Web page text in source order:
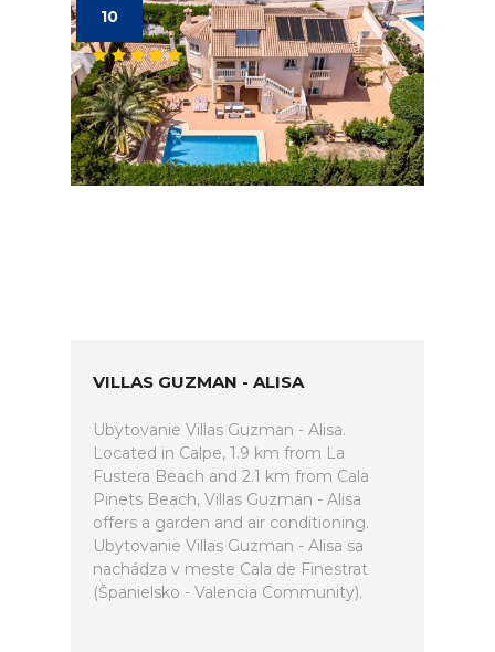
10
VILLAS GUZMAN - ALISA
Ubytovanie Villas Guzman - Alisa.
Located in Calpe, 1.9 km from La
Fustera Beach and 2.1 km from Cala
Pinets Beach, Villas Guzman - Alisa
offers a garden and air conditioning.
Ubytovanie Villas Guzman - Alisa sa
nachádza v meste Cala de Finestrat
(Španielsko - Valencia Community).